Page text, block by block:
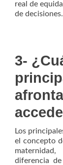
real de
de decisiones.
3-
Los
el concepto
diferencia